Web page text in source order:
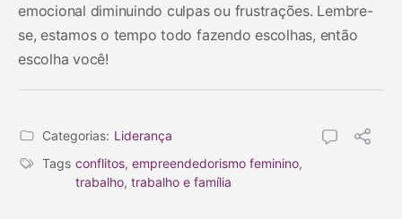
emocional diminuindo culpas ou frustrações. Lembre-
se, estamos o tempo todo fazendo escolhas, então
escolha você!
Categorias: Liderança
Tags conflitos, empreendedorismo feminino,
trabalho, trabalho e família